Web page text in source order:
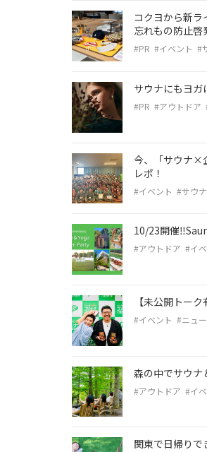
コクヨから新ラ
忘れもの防止
#PR #イベント #
サウナにもヨ
#PR #アウトドア
今、「サウナ×
レポ！
#イベント #サウ
10/23開催
#アウトドア #イ
【未公開トー
#イベント #ニュ
森の中でサウ
#アウトドア #イ
関東で日帰り